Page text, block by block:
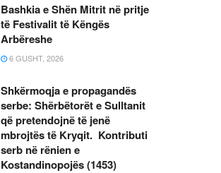
Bashkia e Shën Mitrit në pritje
të Festivalit të Këngës
Arbëreshe
6 GUSHT, 2026
Shkërmoqja e propagandës
serbe: Shërbëtorët e Sulltanit
që pretendojnë të jenë
mbrojtës të Kryqit. Kontributi
serb në rënien e
Kostandinopojës (1453)